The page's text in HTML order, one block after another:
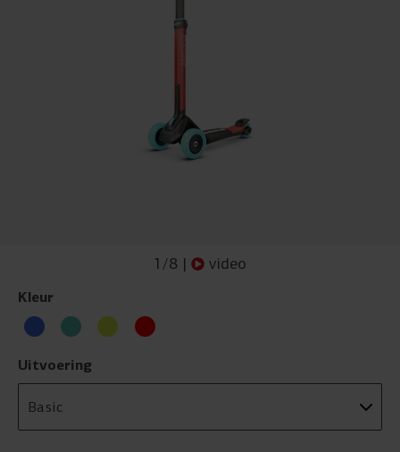
1 /8 | video
Kleur
Uitvoering